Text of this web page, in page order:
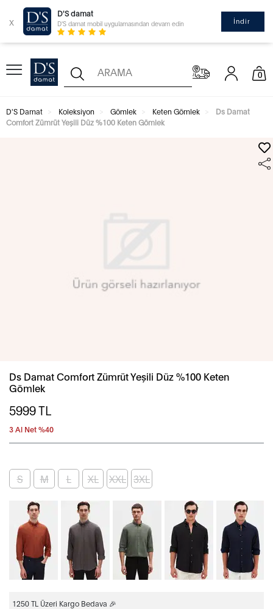
x
D'S damat
D'S damat mobil uygulamasından devam edin İndir
0
D'S Damat Koleksiyon Gömlek Keten Gömlek
Ds Damat
Comfort Zümrüt Yeşili Düz %100 Keten Gömlek
Ds Damat Comfort Zümrüt Yeşili Düz %100 Keten
Gömlek
5999TL
3 Al Net %40
S M L XL XXL 3XL
1250 TL Üzeri Kargo Bedava 🎉